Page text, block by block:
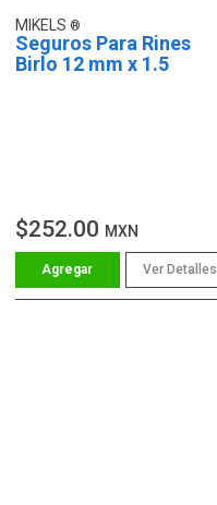
MIKELS
Seguros Para Rines
Birlo 12 mm x 1.5
$252.00 MXN
Ver Detalles